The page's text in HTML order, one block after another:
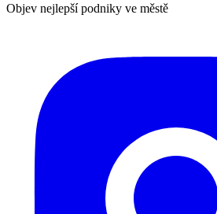
Objev nejlepší podniky ve městě